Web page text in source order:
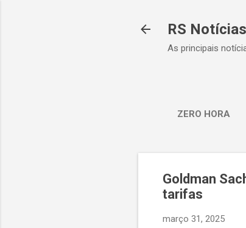
RS Notícias
As principais
ZERO HORA
Goldman
tarifas
março 31, 2025